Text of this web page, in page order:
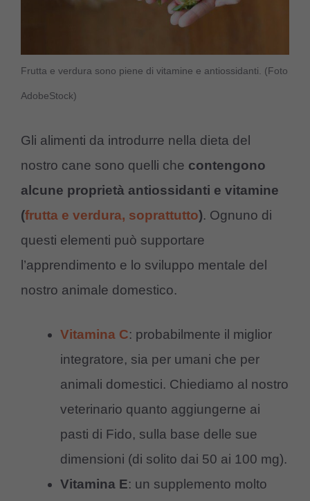
Frutta e verdura sono piene di vitamine e antiossidanti. (Foto
AdobeStock)
Gli alimenti da introdurre nella dieta del
nostro cane sono quelli che contengono
alcune proprietà antiossidanti e vitamine
(frutta e verdura, soprattutto). Ognuno di
questi elementi può supportare
l’apprendimento e lo sviluppo mentale del
nostro animale domestico.
Vitamina C: probabilmente il miglior
integratore, sia per umani che per
animali domestici. Chiediamo al nostro
veterinario quanto aggiungerne ai
pasti di Fido, sulla base delle sue
dimensioni (di solito dai 50 ai 100 mg).
Vitamina E: un supplemento molto